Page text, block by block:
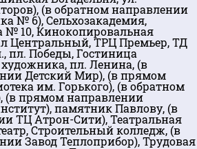
(в обратном направлении
№ 6), Сельхозакадемия,
№ 10, Кинокопировальная
Центральный, ТРЦ Премьер, ТД
пл. Победы, Гостиница
пл. Ленина, (в
Детский Мир), (в прямом
им. Горького), (в обратном
(в прямом направлении
памятник Павлову, (в
ТЦ Атрон-Сити), Театральная
Строительный колледж, (в
Завод Теплоприбор), Трудовая